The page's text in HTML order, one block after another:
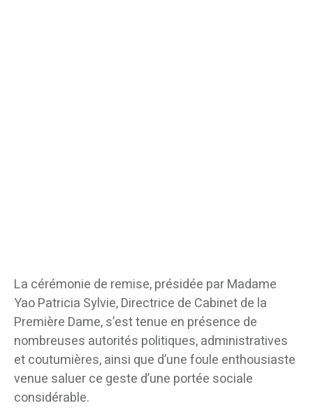
La cérémonie de remise, présidée par Madame
Yao Patricia Sylvie, Directrice de Cabinet de la
Première Dame, s’est tenue en présence de
nombreuses autorités politiques, administratives
et coutumières, ainsi que d’une foule enthousiaste
venue saluer ce geste d’une portée sociale
considérable.